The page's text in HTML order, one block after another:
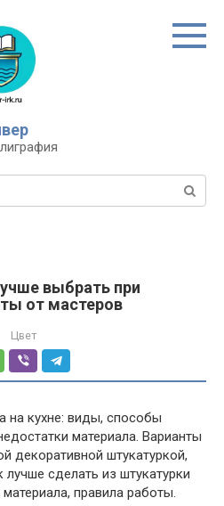
выбрать при
от мастеров
Цвет
на кухне: виды, способы
материала. Варианты
декоративной штукатуркой,
сделать из штукатурки
правила работы.